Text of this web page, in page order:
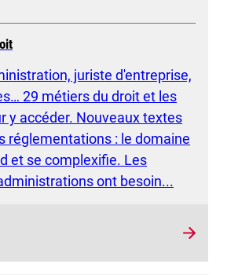
juriste d'entreprise,
29 métiers du droit et les
y accéder. Nouveaux textes
réglementations : le domaine
et se complexifie. Les
ont besoin...